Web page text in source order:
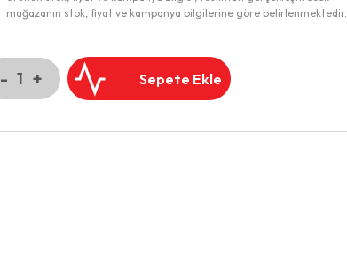
mağazanın stok, fiyat ve kampanya bilgilerine göre belirlenmektedir.
- 1 + Sepete Ekle